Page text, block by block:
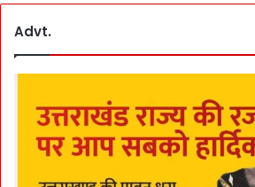
Advt.